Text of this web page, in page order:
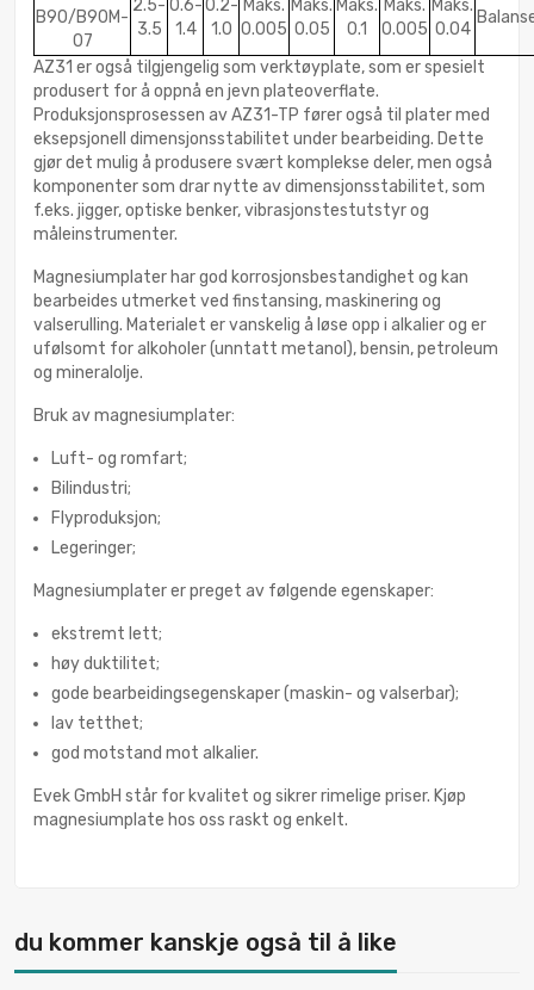
B90/B90M-
07
2.5-
3.5
0.6-
1.4
0.2-
1.0
Maks.
0.005
Maks.
0.05
Maks.
0.1
Maks.
0.005
Maks.
0.04
AZ31 er også tilgjengelig som verktøyplate, som er spesielt
produsert for å oppnå en jevn plateoverflate.
Produksjonsprosessen av AZ31-TP fører også til plater med
eksepsjonell dimensjonsstabilitet under bearbeiding. Dette
gjør det mulig å produsere svært komplekse deler, men også
komponenter som drar nytte av dimensjonsstabilitet, som
f.eks. jigger, optiske benker, vibrasjonstestutstyr og
måleinstrumenter.
Magnesiumplater har god korrosjonsbestandighet og kan
bearbeides utmerket ved finstansing, maskinering og
valserulling. Materialet er vanskelig å løse opp i alkalier og er
ufølsomt for alkoholer (unntatt metanol), bensin, petroleum
og mineralolje.
Bruk av magnesiumplater:
Luft- og romfart;
Bilindustri;
Flyproduksjon;
Legeringer;
Magnesiumplater er preget av følgende egenskaper:
ekstremt lett;
høy duktilitet;
gode bearbeidingsegenskaper (maskin- og valserbar);
lav tetthet;
god motstand mot alkalier.
Evek GmbH står for kvalitet og sikrer rimelige priser. Kjøp
magnesiumplate hos oss raskt og enkelt.
du kommer kanskje også til å like